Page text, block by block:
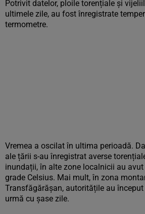
Potrivit datelor, ploile torențiale și
ultimele zile, au fost înregistrate
termometre.
Vremea a oscilat în ultima perioadă.
ale țării s-au înregistrat averse
inundații, în alte zone localnicii au
grade Celsius. Mai mult, în zona
Transfăgărășan, autoritățile au început
urmă cu șase zile.